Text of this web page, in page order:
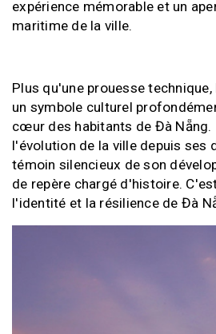
expérience mémorable et un
maritime de la ville.
Plus qu'une prouesse
un symbole culturel
cœur des habitants de Đà Nẵng.
l'évolution de la ville depuis ses
témoin silencieux de son
de repère chargé d'histoire.
l'identité et la résilience de Đà